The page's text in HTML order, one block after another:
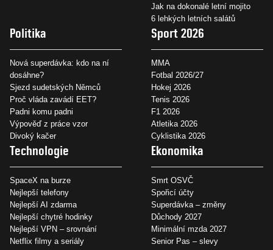
Jak na dokonalé letní mojito
6 lehkých letních salátů
Politika
Nová superdávka: kdo na ní
dosáhne?
Sjezd sudetských Němců
Proč vláda zavádí EET?
Padni komu padni
Výpověď z práce vzor
Divoký kačer
Sport 2026
MMA
Fotbal 2026/27
Hokej 2026
Tenis 2026
F1 2026
Atletika 2026
Cyklistika 2026
Technologie
SpaceX na burze
Nejlepší telefony
Nejlepší AI zdarma
Nejlepší chytré hodinky
Nejlepší VPN – srovnání
Netflix filmy a seriály
Ekonomika
Smrt OSVČ
Spořicí účty
Superdávka – změny
Důchody 2027
Minimální mzda 2027
Senior Pas – slevy